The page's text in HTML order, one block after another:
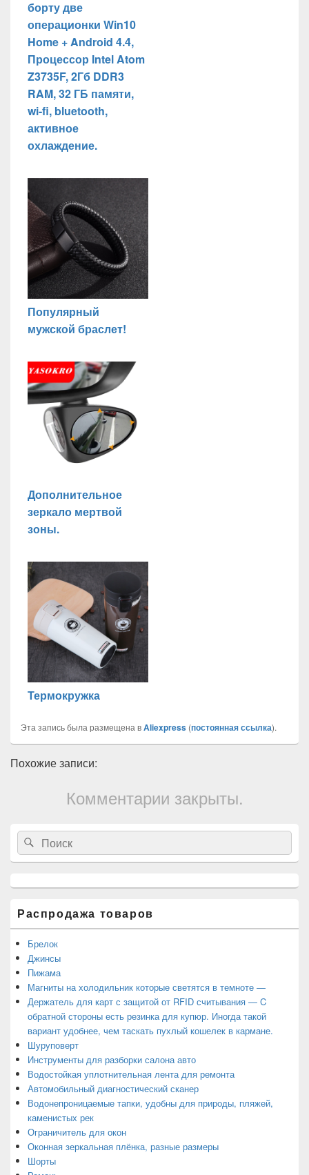
борту две
операционки Win10
Home + Android 4.4,
Процессор Intel Atom
Z3735F, 2Гб DDR3
RAM, 32 ГБ памяти,
wi-fi, bluetooth,
активное
охлаждение.
Популярный
мужской браслет!
Дополнительное
зеркало мертвой
зоны.
Термокружка
Эта запись была размещена вAliexpress (постоянная ссылка).
Похожие записи:
Комментарии закрыты.
Область
основной
боковой
панели
Search
for:
Search
Распродажа товаров
Брелок
Джинсы
Пижама
Магниты на холодильник которые светятся в темноте —
Держатель для карт с защитой от RFID считывания — C
обратной стороны есть резинка для купюр. Иногда такой
вариант удобнее, чем таскать пухлый кошелек в кармане.
Шуруповерт
Инструменты для разборки салона авто
Водостойкая уплотнительная лента для ремонта
Автомобильный диагностический сканер
Водонепроницаемые тапки, удобны для природы, пляжей,
каменистых рек
Ограничитель для окон
Оконная зеркальная плёнка, разные размеры
Шорты